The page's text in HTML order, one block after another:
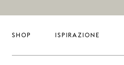
SHOP ISPIRAZIONE